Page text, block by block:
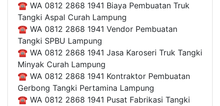
☎ WA 0812 2868 1941 Biaya Pembuatan Truk
Tangki Aspal Curah Lampung
☎ WA 0812 2868 1941 Vendor Pembuatan
Tangki SPBU Lampung
☎ WA 0812 2868 1941 Jasa Karoseri Truk Tangki
Minyak Curah Lampung
☎ WA 0812 2868 1941 Kontraktor Pembuatan
Gerbong Tangki Pertamina Lampung
☎ WA 0812 2868 1941 Pusat Fabrikasi Tangki